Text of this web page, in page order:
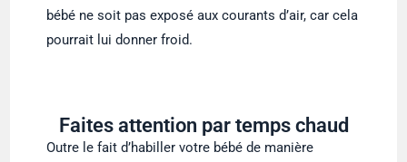
bébé ne soit pas exposé aux courants d’air, car cela
pourrait lui donner froid.
Faites attention par temps chaud
Outre le fait d’habiller votre bébé de manière